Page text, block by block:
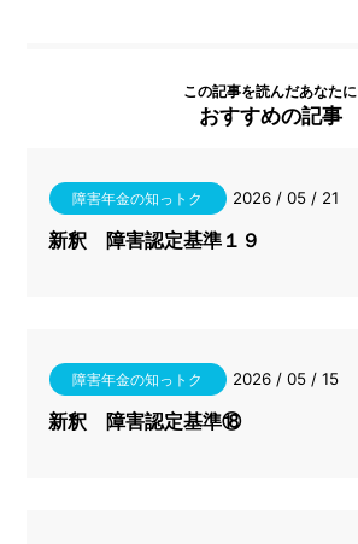
この記事を読んだあなたに
おすすめの記事
障害年金の知っトク 2026 / 05 / 21
新釈 障害認定基準１９
障害年金の知っトク 2026 / 05 / 15
新釈 障害認定基準⑱